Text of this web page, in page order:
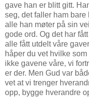
gave han er blitt gitt.
seg, det faller ham
alle han møter på sin
gode ord. Og det har
alle fått utdelt våre
håper du vet hvilke
ikke gavene våre, vi
er der. Men Gud var
vet at vi trenger
opp, bygge hverandre